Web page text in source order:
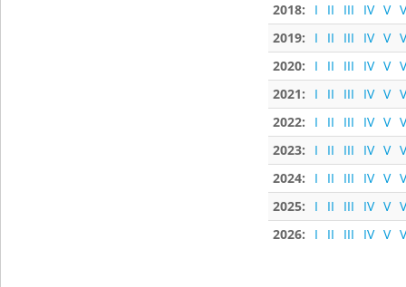
2018:
I II III IV V
2019:
I II III IV V
2020:
I II III IV V
2021:
I II III IV V
2022:
I II III IV V
2023:
I II III IV V
2024:
I II III IV V
2025:
I II III IV V
2026:
I II III IV V